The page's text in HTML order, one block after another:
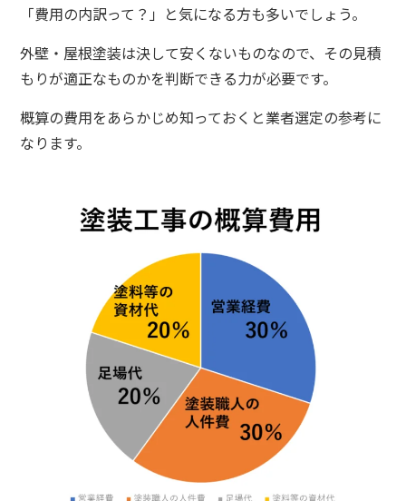
「費用の内訳って？」と気になる方も多いでしょう。
外壁・屋根塗装は決して安くないものなので、その見積
もりが適正なものかを判断できる力が必要です。
概算の費用をあらかじめ知っておくと業者選定の参考に
なります。